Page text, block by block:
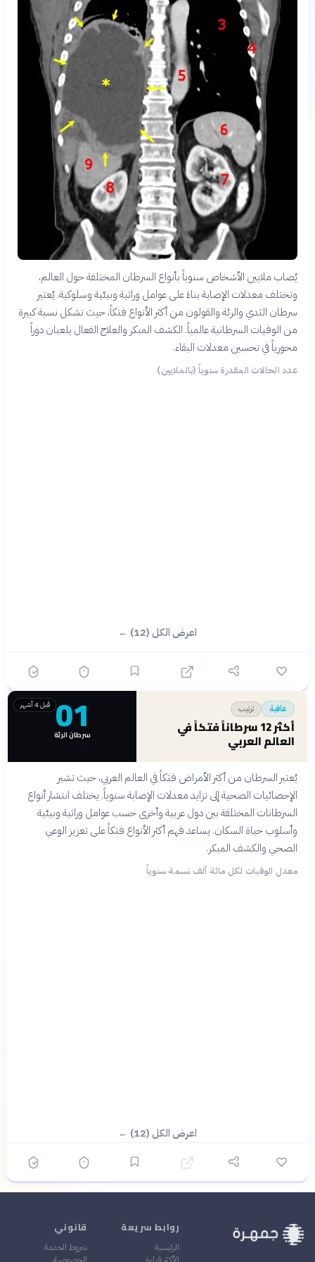
يُصاب ملايين الأشخاص سنوياً بأنواع السرطان المختلفة حول العالم،
وتختلف معدلات الإصابة بناءً على عوامل وراثية وبيئية وسلوكية. يُعتبر
سرطان الثدي والرئة والقولون من أكثر الأنواع فتكاً، حيث تشكل نسبة كبيرة
من الوفيات السرطانية عالمياً. الكشف المبكر والعلاج الفعال يلعبان دوراً
محورياً في تحسين معدلات البقاء.
عدد الحالات المقدرة سنوياً (بالملايين)
اعرض الكل (12) ←
عافية ترتيب
أكثر 12 سرطاناً فتكاً في
العالم العربي
قبل 4 أشهر 01
سرطان الرئة
يُعتبر السرطان من أكثر الأمراض فتكاً في العالم العربي، حيث تشير
الإحصائيات الصحية إلى تزايد معدلات الإصابة سنوياً. يختلف انتشار أنواع
السرطانات المختلفة بين دول عربية وأخرى حسب عوامل وراثية وبيئية
وأسلوب حياة السكان. يساعد فهم أكثر الأنواع فتكاً على تعزيز الوعي
الصحي والكشف المبكر.
معدل الوفيات لكل مائة ألف نسمة سنوياً
اعرض الكل (12) ←
روابط سريعة
الرئيسية
قانوني
شروط الخدمة